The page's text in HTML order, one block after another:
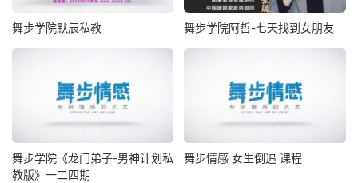
舞步学院默辰私教 舞步学院阿哲-七天找到女朋友
舞步学院《龙门弟子-男神计划私
教版》一二四期
舞步情感 女生倒追 课程